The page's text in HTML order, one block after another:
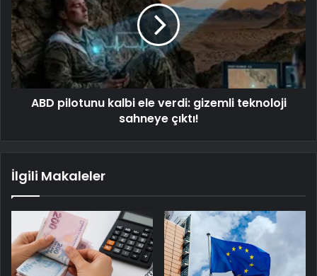
ABD pilotunu kalbi ele verdi: gizemli teknoloji
sahneye çıktı!
İlgili Makaleler